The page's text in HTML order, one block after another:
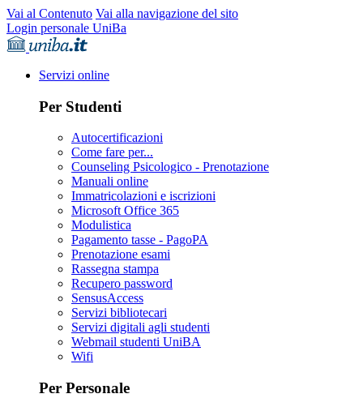
Vai al Contenuto Vai alla navigazione del sito
Login personale UniBa
Servizi online
Per Studenti
Autocertificazioni
Come fare per...
Counseling Psicologico - Prenotazione
Manuali online
Immatricolazioni e iscrizioni
Microsoft Office 365
Modulistica
Pagamento tasse - PagoPA
Prenotazione esami
Rassegna stampa
Recupero password
SensusAccess
Servizi bibliotecari
Servizi digitali agli studenti
Webmail studenti UniBA
Wifi
Per Personale